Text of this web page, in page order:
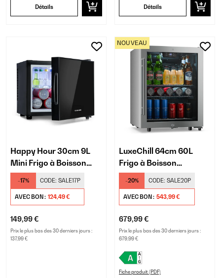
Détails Détails
Happy Hour 30cm 9L
Mini Frigo à Boisson
Noir
-17% CODE: SALE17P
AVEC BON : 124,49 €
149,99 €
Prix le plus bas des 30 derniers jours :
137,99 €
LuxeChill 64cm 60L
Frigo à Boisson
d'Extérieur Argent
-20% CODE: SALE20P
AVEC BON : 543,99 €
679,99 €
Prix le plus bas des 30 derniers jours :
679,99 €
Fiche produit (PDF)
NOUVEAU